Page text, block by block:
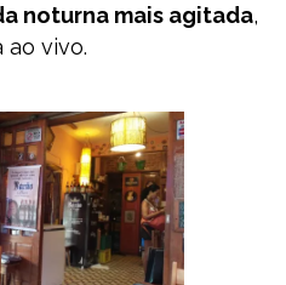
noturna mais agitada,
ao vivo.